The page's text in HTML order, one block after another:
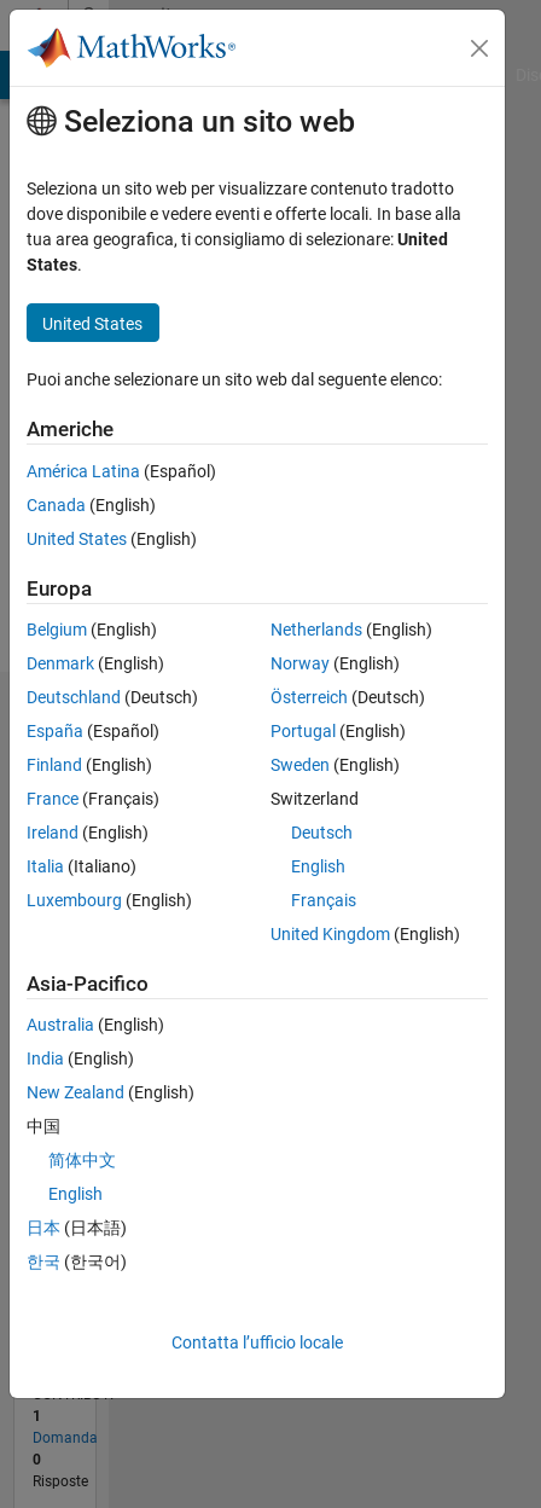
Vai al contenutoCommunity
Profile
Ahtasham
seen:
circa 2
Attivo
Followers:
Following:
Follow
Statistica
M…
CONTRIBUTI L
-2
-1
1
2
3
L
05/24
08/24
11/24
02/25
05/25
08/25
11/25
02/26
05/26
08/26
09/24
01/25
09/25
01/26
199.252
of
CONTRIBUTI
1
Domanda
0
Risposte
Seleziona un sito web
Seleziona un sito web per visualizzare contenuto tradotto
dove disponibile e vedere eventi e offerte locali. In base alla
tua area geografica, ti consigliamo di selezionare:United
States.
United States
Puoi anche selezionare un sito web dal seguente elenco:
Americhe
América Latina (Español)
Canada (English)
United States (English)
Europa
Belgium (English)
Denmark (English)
Deutschland (Deutsch)
España (Español)
Finland (English)
France (Français)
Ireland (English)
Italia (Italiano)
Luxembourg (English)
Netherlands(English)
Norway(English)
Österreich (Deutsch)
Portugal (English)
Sweden (English)
Switzerland
Deutsch
English
Français
United Kingdom(English)
Asia-Pacifico
Australia (English)
India (English)
New Zealand (English)
中国
简体中文
English
日本 (日本語)
한국 (한국어)
Contatta l’ufficio locale